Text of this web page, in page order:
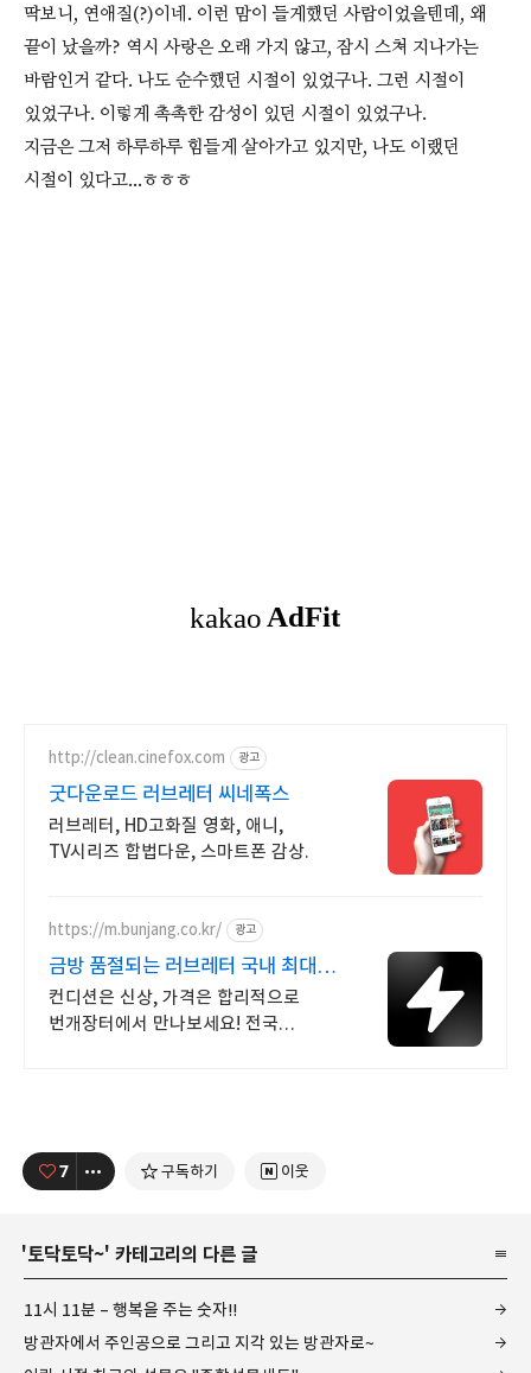
딱보니, 연애질(?)이네. 이런 맘이 들게했던 사람이었을텐데, 왜
끝이 났을까? 역시 사랑은 오래 가지 않고, 잠시 스쳐 지나가는
바람인거 같다. 나도 순수했던 시절이 있었구나. 그런 시절이
있었구나. 이렇게 촉촉한 감성이 있던 시절이 있었구나.
지금은 그저 하루하루 힘들게 살아가고 있지만, 나도 이랬던
시절이 있다고...ㅎㅎㅎ
http://clean.cinefox.com 광고
굿다운로드 러브레터 씨네폭스
러브레터, HD고화질 영화, 애니,
TV시리즈 합법다운, 스마트폰 감상.
https://m.bunjang.co.kr/ 광고
금방 품절되는 러브레터 국내 최대
브랜드 중고거래
컨디션은 신상, 가격은 합리적으로
번개장터에서 만나보세요! 전국
7 구독하기 이웃
'토닥토닥~' 카테고리의 다른 글
11시 11분 – 행복을 주는 숫자!!
방관자에서 주인공으로 그리고 지각 있는 방관자로~